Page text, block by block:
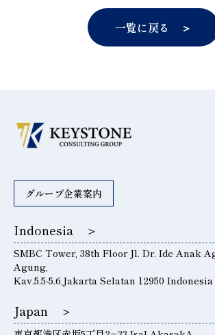
一覧に戻る ＞
グループ企業案内
Indonesia ＞
SMBC Tower, 38th Floor Jl. Dr. Ide Anak
Agung,
Kav.5.5-5.6,Jakarta Selatan 12950 Indonesia
Japan ＞